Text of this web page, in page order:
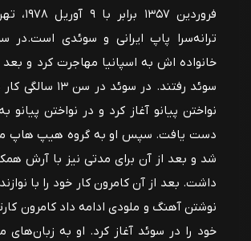
فروردین
خانواده اش به اسپانیا مهاجرت کرد و بعد
سوئد رفتند. در سوئد
نواختن پیانو آغاز کرد و در نواختن
دست یافت. سپس او به گروه هیپ هاپ
شد و بعد از آن برای مدتی نیز با آرش
داشت. بعد از آن کامرون کار خود را با
نوشتن آهنگ و ملودی ادامه داد کامرون
خود را در سوئد آغاز کرد. او به زبان‌های